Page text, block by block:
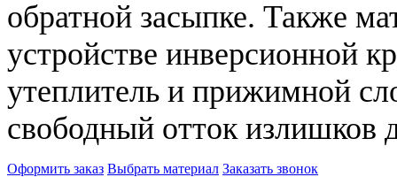
обратной засыпке. Также
устройстве инверсионной
утеплитель и прижимной
свободный отток излишков
Оформить заказ Выбрать материал Заказать звонок